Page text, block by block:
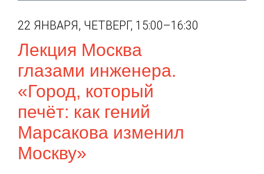
22 ЯНВАРЯ, ЧЕТВЕРГ, 15:00–16:30
Лекция Москва
глазами инженера.
«Город, который
печёт: как гений
Марсакова изменил
Москву»